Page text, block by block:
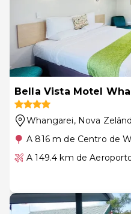
Bella Vista Motel
Whangarei, Nova
A 816 m de Centro de
A 149.4 km de